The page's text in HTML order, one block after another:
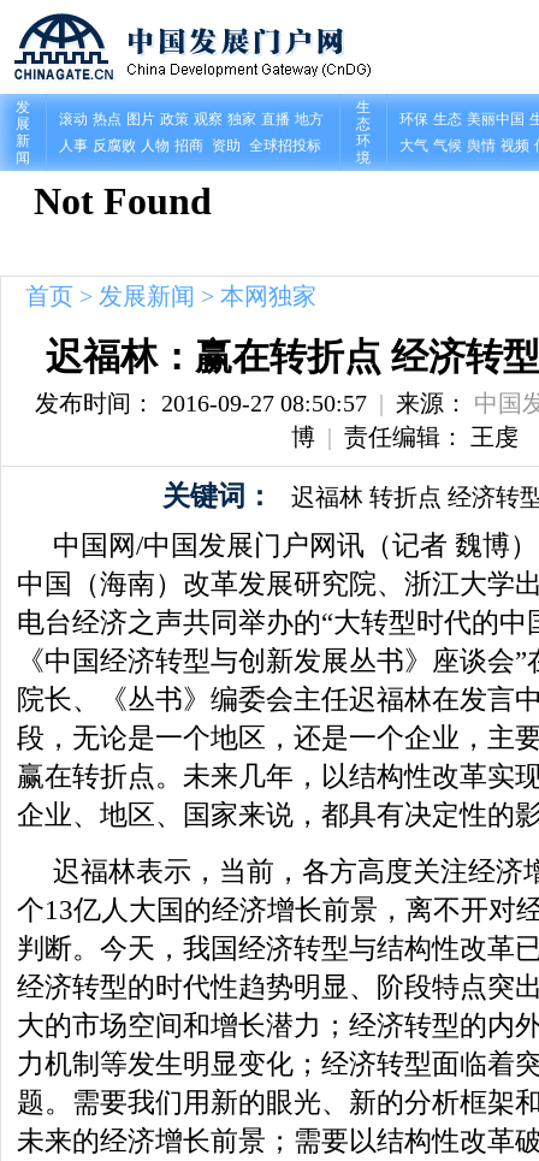
首页 > 发展新闻 > 本网独家
迟福林：赢在转折点 经济转
发布时间： 2016-09-27 08:50:57 | 来源： 中国
博| 责任编辑： 王虔
关键词： 迟福林 转折点 经济转
中国网/中国发展门户网讯（记者 魏博
中国（海南）改革发展研究院、浙江大学
电台经济之声共同举办的“大转型时代的
《中国经济转型与创新发展丛书》座谈会
院长、《丛书》编委会主任迟福林在发言
段，无论是一个地区，还是一个企业，主
赢在转折点。未来几年，以结构性改革实
企业、地区、国家来说，都具有决定性的
迟福林表示，当前，各方高度关注经济
个13亿人大国的经济增长前景，离不开对
判断。今天，我国经济转型与结构性改革
经济转型的时代性趋势明显、阶段特点突
大的市场空间和增长潜力；经济转型的内
力机制等发生明显变化；经济转型面临着
题。需要我们用新的眼光、新的分析框架
未来的经济增长前景；需要以结构性改革